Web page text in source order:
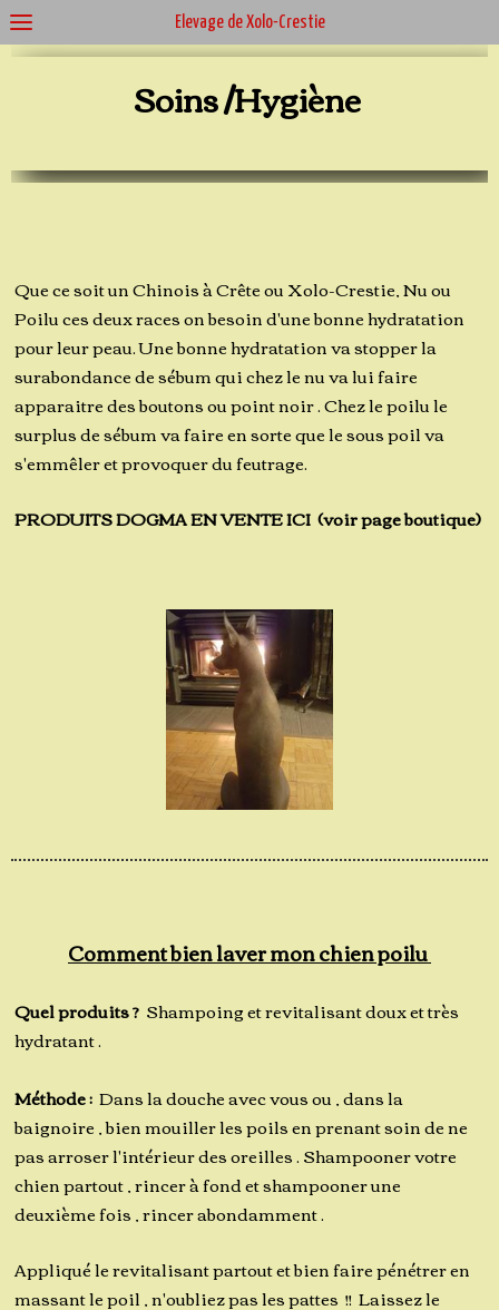
Élevage de Xolo-Crestie
Soins /Hygiène
Que ce soit un Chinois à Crête ou Xolo-Crestie, Nu ou
Poilu ces deux races on besoin d'une bonne hydratation
pour leur peau. Une bonne hydratation va stopper la
surabondance de sébum qui chez le nu va lui faire
apparaitre des boutons ou point noir . Chez le poilu le
surplus de sébum va faire en sorte que le sous poil va
s'emmêler et provoquer du feutrage.
PRODUITS DOGMA EN VENTE ICI (voir page boutique)
Comment bien laver mon chien poilu
Quel produits ? Shampoing et revitalisant doux et très
hydratant .
Méthode : Dans la douche avec vous ou , dans la
baignoire , bien mouiller les poils en prenant soin de ne
pas arroser l'intérieur des oreilles . Shampooner votre
chien partout , rincer à fond et shampooner une
deuxième fois , rincer abondamment .
Appliqué le revitalisant partout et bien faire pénétrer en
massant le poil , n'oubliez pas les pattes !! Laissez le